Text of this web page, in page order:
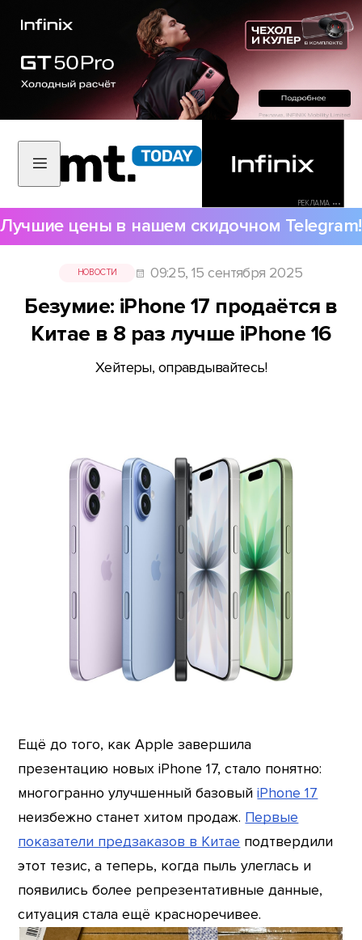
РЕКЛАМА •••
Лучшие цены в нашем скидочном Telegram!
НОВОСТИ 09:25, 15 сентября 2025
Безумие: iPhone 17 продаётся в
Китае в 8 раз лучше iPhone 16
Хейтеры, оправдывайтесь!
Ещё до того, как Apple завершила
презентацию новых iPhone 17, стало понятно:
многогранно улучшенный базовыйiPhone 17
неизбежно станет хитом продаж. Первые
показатели предзаказов в Китае подтвердили
этот тезис, а теперь, когда пыль улеглась и
появились более репрезентативные данные,
ситуация стала ещё красноречивее.